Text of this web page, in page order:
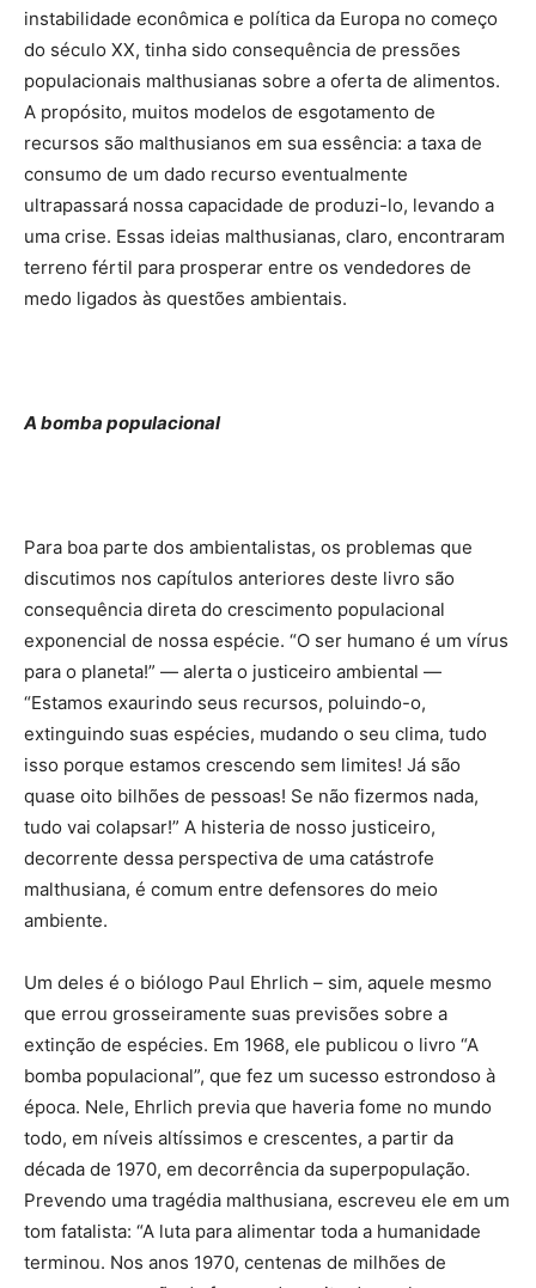
instabilidade econômica e política da Europa no começo
do século XX, tinha sido consequência de pressões
populacionais malthusianas sobre a oferta de alimentos.
A propósito, muitos modelos de esgotamento de
recursos são malthusianos em sua essência: a taxa de
consumo de um dado recurso eventualmente
ultrapassará nossa capacidade de produzi-lo, levando a
uma crise. Essas ideias malthusianas, claro, encontraram
terreno fértil para prosperar entre os vendedores de
medo ligados às questões ambientais.
A bomba populacional
Para boa parte dos ambientalistas, os problemas que
discutimos nos capítulos anteriores deste livro são
consequência direta do crescimento populacional
exponencial de nossa espécie. “O ser humano é um vírus
para o planeta!” — alerta o justiceiro ambiental —
“Estamos exaurindo seus recursos, poluindo-o,
extinguindo suas espécies, mudando o seu clima, tudo
isso porque estamos crescendo sem limites! Já são
quase oito bilhões de pessoas! Se não fizermos nada,
tudo vai colapsar!” A histeria de nosso justiceiro,
decorrente dessa perspectiva de uma catástrofe
malthusiana, é comum entre defensores do meio
ambiente.
Um deles é o biólogo Paul Ehrlich – sim, aquele mesmo
que errou grosseiramente suas previsões sobre a
extinção de espécies. Em 1968, ele publicou o livro “A
bomba populacional”, que fez um sucesso estrondoso à
época. Nele, Ehrlich previa que haveria fome no mundo
todo, em níveis altíssimos e crescentes, a partir da
década de 1970, em decorrência da superpopulação.
Prevendo uma tragédia malthusiana, escreveu ele em um
tom fatalista: “A luta para alimentar toda a humanidade
terminou. Nos anos 1970, centenas de milhões de